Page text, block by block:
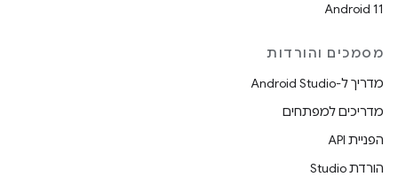
Android 11
מסמכים והורדות
מדריך ל-Android Studio
מדריכים למפתחים
הפניית API
הורדת Studio